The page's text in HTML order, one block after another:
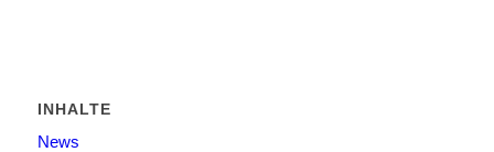
INHALTE
News